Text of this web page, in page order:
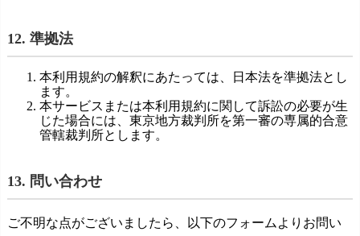
12. 準拠法
本利用規約の解釈にあたっては、日本法を準拠法とし
ます。
本サービスまたは本利用規約に関して訴訟の必要が生
じた場合には、東京地方裁判所を第一審の専属的合意
管轄裁判所とします。
13. 問い合わせ
ご不明な点がございましたら、以下のフォームよりお問い